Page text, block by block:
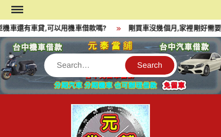
Skip
to
content
車還有車貸,可以用機車借款嗎? 剛買車沒幾個月,家裡剛好需
Search